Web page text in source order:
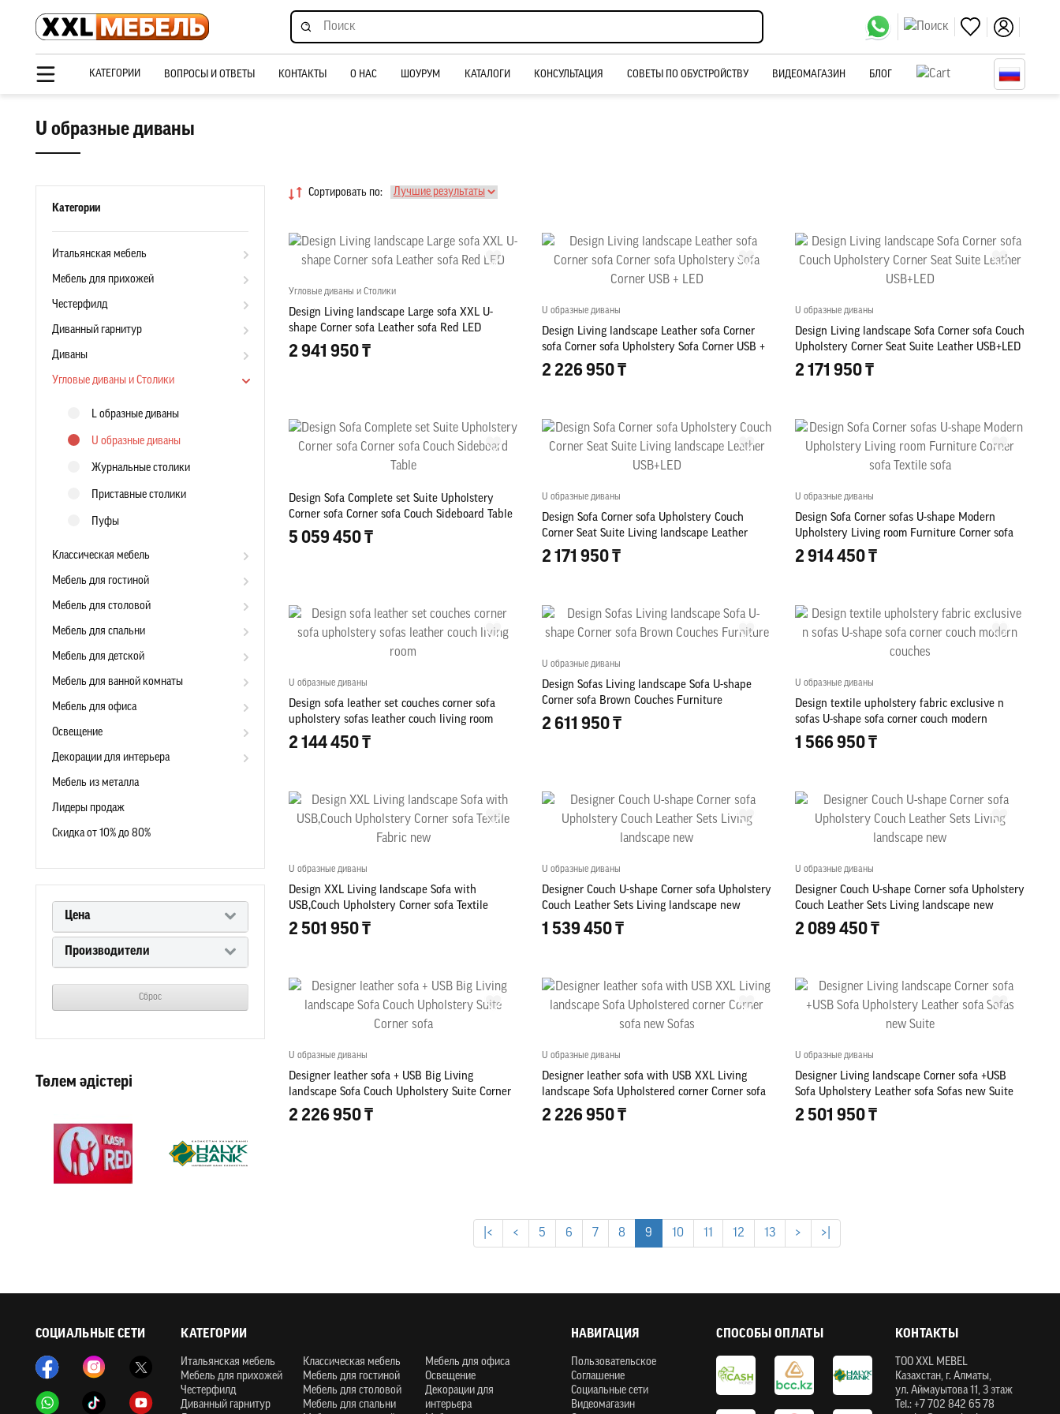
КАТЕГОРИИ ВОПРОСЫ И ОТВЕТЫ КОНТАКТЫ О НАС ШОУРУМ КАТАЛОГИ КОНСУЛЬТАЦИЯ СОВЕТЫ ПО ОБУСТРОЙСТВУ ВИДЕОМАГАЗИН БЛОГ
U образные диваны
Категории
Итальянская мебель
Мебель для прихожей
Честерфилд
Диванный гарнитур
Диваны
Угловые диваны и Столики
L образные диваны
U образные диваны
Журнальные столики
Приставные столики
Пуфы
Классическая мебель
Мебель для гостиной
Мебель для столовой
Мебель для спальни
Мебель для детской
Мебель для ванной комнаты
Мебель для офиса
Освещение
Декорации для интерьера
Мебель из металла
Лидеры продаж
Скидка от 10% до 80%
Цена
Производители
Сброс
Төлем әдістері
Сортировать по:
Угловые диваны и Столики
Design Living landscape Large sofa XXL U-
shape Corner sofa Leather sofa Red LED
2 941 950 ₸
U образные диваны
Design Living landscape Leather sofa Corner
sofa Corner sofa Upholstery Sofa Corner USB +
LED
2 226 950 ₸
U образные диваны
Design Living landscape Sofa Corner sofa Couch
Upholstery Corner Seat Suite Leather USB+LED
2 171 950 ₸
Design Sofa Complete set Suite Upholstery
Corner sofa Corner sofa Couch Sideboard Table
5 059 450 ₸
U образные диваны
Design Sofa Corner sofa Upholstery Couch
Corner Seat Suite Living landscape Leather
USB+LED
2 171 950 ₸
U образные диваны
Design Sofa Corner sofas U-shape Modern
Upholstery Living room Furniture Corner sofa
Textile sofa
2 914 450 ₸
U образные диваны
Design sofa leather set couches corner sofa
upholstery sofas leather couch living room
2 144 450 ₸
U образные диваны
Design Sofas Living landscape Sofa U-shape
Corner sofa Brown Couches Furniture
2 611 950 ₸
U образные диваны
Design textile upholstery fabric exclusive n
sofas U-shape sofa corner couch modern
couches
1 566 950 ₸
U образные диваны
Design XXL Living landscape Sofa with
USB,Couch Upholstery Corner sofa Textile
Fabric new
2 501 950 ₸
U образные диваны
Designer Couch U-shape Corner sofa Upholstery
Couch Leather Sets Living landscape new
1 539 450 ₸
U образные диваны
Designer Couch U-shape Corner sofa Upholstery
Couch Leather Sets Living landscape new
2 089 450 ₸
U образные диваны
Designer leather sofa + USB Big Living
landscape Sofa Couch Upholstery Suite Corner
sofa
2 226 950 ₸
U образные диваны
Designer leather sofa with USB XXL Living
landscape Sofa Upholstered corner Corner sofa
new Sofas
2 226 950 ₸
U образные диваны
Designer Living landscape Corner sofa +USB
Sofa Upholstery Leather sofa Sofas new Suite
2 501 950 ₸
|< < 5 6 7 8 9 10 11 12 13 > >|
СОЦИАЛЬНЫЕ СЕТИ КАТЕГОРИИ
Итальянская мебель
Мебель для прихожей
Честерфилд
Диванный гарнитур
Классическая мебель
Мебель для гостиной
Мебель для столовой
Мебель для спальни
Мебель для офиса
Освещение
Декорации для
интерьера
НАВИГАЦИЯ
Пользовательское
Соглашение
Социальные сети
Видеомагазин
СПОСОБЫ ОПЛАТЫ КОНТАКТЫ
ТOO XXL MEBEL
Казахстан, г. Алматы,
ул. Аймауытова 11, 3 этаж
Tel.: +7 702 842 65 78